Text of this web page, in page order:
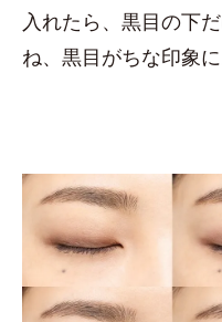
入れたら、黒目の下
ね、黒目がちな印象に